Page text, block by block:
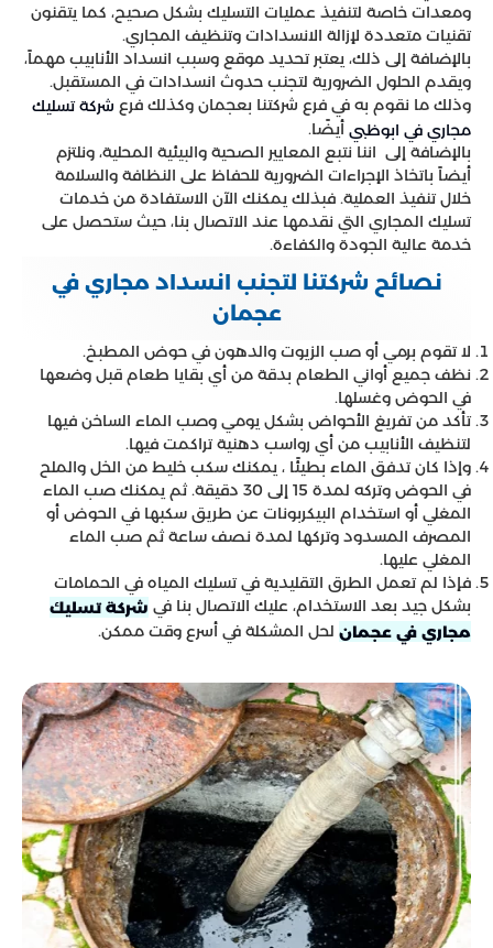
ومعدات خاصة لتنفيذ عمليات التسليك بشكل صحيح، كما يتقنون
تقنيات متعددة لإزالة الانسدادات وتنظيف المجاري.
بالإضافة إلى ذلك، يعتبر تحديد موقع وسبب انسداد الأنابيب مهماً،
ويقدم الحلول الضرورية لتجنب حدوث انسدادات في المستقبل.
وذلك ما نقوم به في فرع شركتنا بعجمان وكذلك فرع شركة تسليك
مجاري في ابوظبي أيضًا.
بالإضافة إلى اننا نتبع المعايير الصحية والبيئية المحلية، ونلتزم
أيضاً باتخاذ الإجراءات الضرورية للحفاظ على النظافة والسلامة
خلال تنفيذ العملية. فبذلك يمكنك الآن الاستفادة من خدمات
تسليك المجاري التي نقدمها عند الاتصال بنا، حيث ستحصل على
خدمة عالية الجودة والكفاءة.
نصائح شركتنا لتجنب انسداد مجاري في
عجمان
لا تقوم برمي أو صب الزيوت والدهون في حوض المطبخ.
نظف جميع أواني الطعام بدقة من أي بقايا طعام قبل وضعها
في الحوض وغسلها.
تأكد من تفريغ الأحواض بشكل يومي وصب الماء الساخن فيها
لتنظيف الأنابيب من أي رواسب دهنية تراكمت فيها.
وإذا كان تدفق الماء بطيئًا ، يمكنك سكب خليط من الخل والملح
في الحوض وتركه لمدة 15 إلى 30 دقيقة. ثم يمكنك صب الماء
المغلي أو استخدام البيكربونات عن طريق سكبها في الحوض أو
المصرف المسدود وتركها لمدة نصف ساعة ثم صب الماء
المغلي عليها.
فإذا لم تعمل الطرق التقليدية في تسليك المياه في الحمامات
بشكل جيد بعد الاستخدام، عليك الاتصال بنا في شركة تسليك
مجاري في عجمان لحل المشكلة في أسرع وقت ممكن.